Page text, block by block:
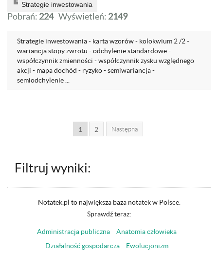
Strategie inwestowania
Pobrań: 224 Wyświetleń: 2149
Strategie inwestowania - karta wzorów - kolokwium 2 /2 -
wariancja stopy zwrotu - odchylenie standardowe -
współczynnik zmienności - współczynnik zysku względnego
akcji - mapa dochód - ryzyko - semiwariancja -
semiodchylenie ...
1 2 Następna
Filtruj wyniki:
Notatek.pl to największa baza notatek w Polsce.
Sprawdź teraz:
Administracja publiczna
Anatomia człowieka
Działalność gospodarcza
Ewolucjonizm